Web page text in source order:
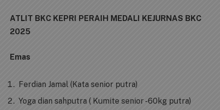
ATLIT BKC KEPRI PERAIH MEDALI KEJURNAS BKC
2025
Emas
Ferdian Jamal (Kata senior putra)
Yoga dian sahputra ( Kumite senior -60kg putra)